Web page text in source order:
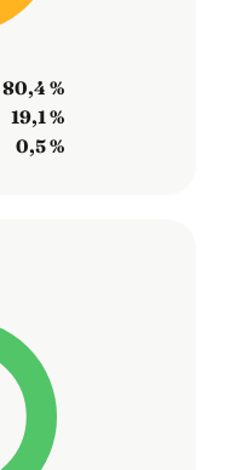
80,4 %
19,1 %
0,5 %